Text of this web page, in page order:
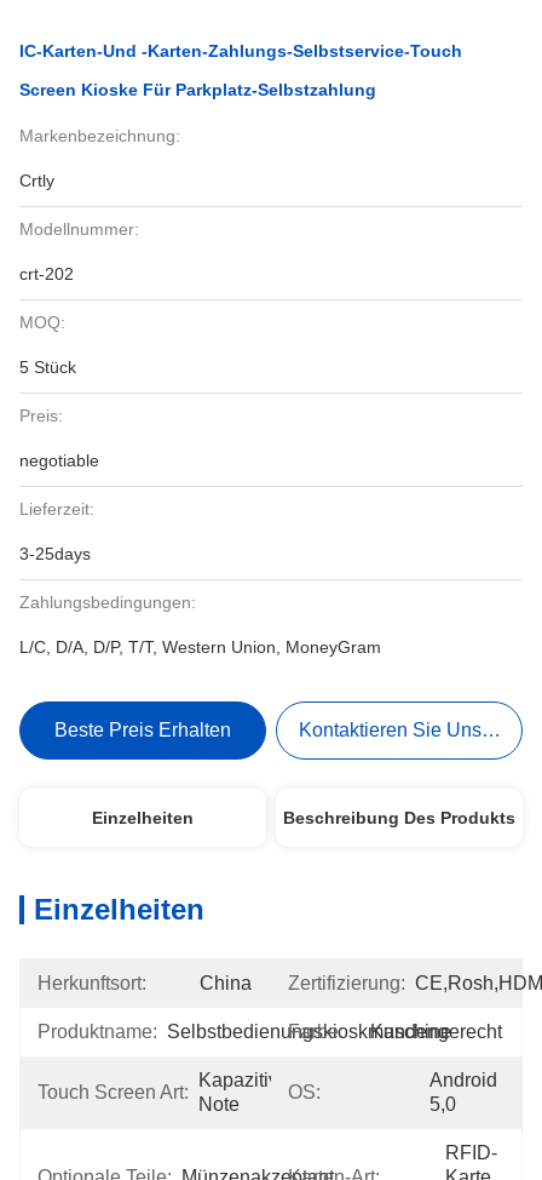
IC-Karten-Und -karten-Zahlungs-Selbstservice-Touch
Screen Kioske Für Parkplatz-Selbstzahlung
Markenbezeichnung:
Crtly
Modellnummer:
crt-202
MOQ:
5 Stück
Preis:
negotiable
Lieferzeit:
3-25days
Zahlungsbedingungen:
L/C, D/A, D/P, T/T, Western Union, MoneyGram
Beste Preis Erhalten Kontaktieren Sie Uns Jetzt
Einzelheiten Beschreibung Des Produkts
Einzelheiten
Herkunftsort: China Zertifizierung:
Produktname: Selbstbedienungskioskmaschine
Farbe: Kundengerecht
Touch Screen Art:
Kapazitive
Note
OS:
Android
5,0
RFID-